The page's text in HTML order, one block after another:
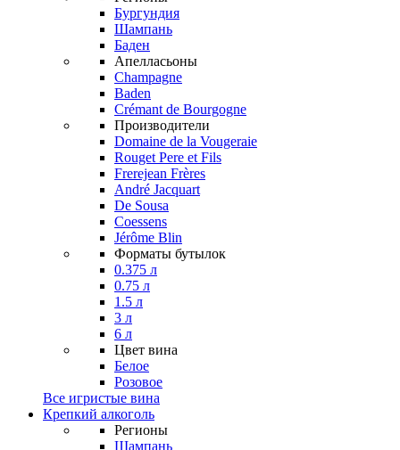
Бургундия
Шампань
Баден
Апелласьоны
Champagne
Baden
Crémant de Bourgogne
Производители
Domaine de la Vougeraie
Rouget Pere et Fils
Frerejean Frères
André Jacquart
De Sousa
Coessens
Jérôme Blin
Форматы бутылок
0.375 л
0.75 л
1.5 л
3 л
6 л
Цвет вина
Белое
Розовое
Все игристые вина
Крепкий алкоголь
Регионы
Шампань